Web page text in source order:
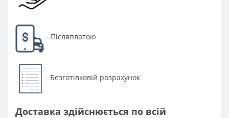
- Післяплатою
- Безготівковій розрахунок
Доставка здійснюється по всій